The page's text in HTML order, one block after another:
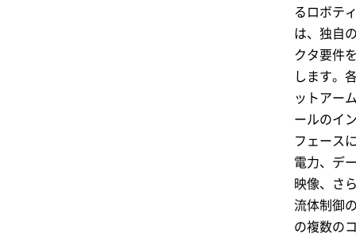
るロボテ
は、独自
クタ要件
します。
ットアー
ールのイ
フェース
電力、デ
映像、さ
流体制御
の複数の